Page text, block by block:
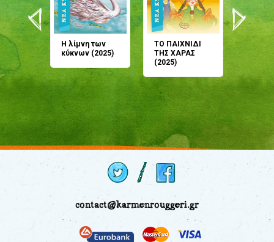
Η λίμνη των
κύκνων (2025)
ΤΟ ΠΑΙΧΝΙΔΙ
ΤΗΣ ΧΑΡΑΣ
(2025)
μου;
(2024)
contact@karmenrouggeri.gr